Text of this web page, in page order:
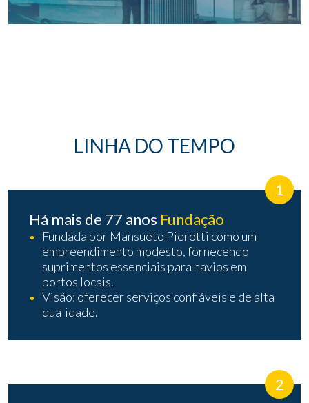
LINHA DO TEMPO
1
Há mais de 77 anos Fundação
Fundada por Mansueto Pierotti como um
empreendimento modesto, fornecendo
suprimentos essenciais para navios em
portos locais.
Visão: oferecer serviços confiáveis e de alta
qualidade.
2